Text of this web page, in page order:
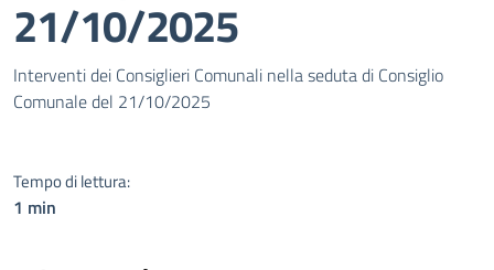
21/10/2025
Dettagli del documento
Interventi dei Consiglieri Comunali nella seduta di Consiglio
Comunale del 21/10/2025
Tempo di lettura:
1 min